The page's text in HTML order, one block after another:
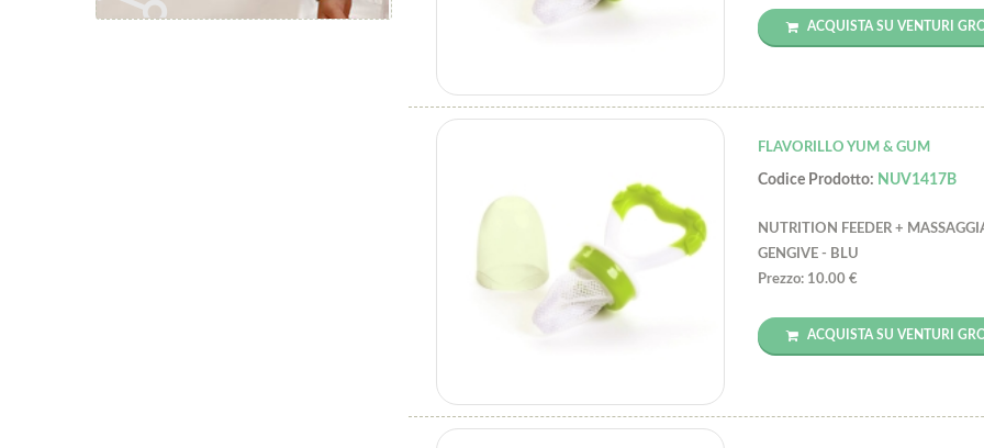
ACQUISTA SU VENTURI
FLAVORILLO YUM & GUM
Codice Prodotto: NUV1417B
NUTRITION FEEDER +
GENGIVE - BLU
Prezzo: 10.00 €
ACQUISTA SU VENTURI